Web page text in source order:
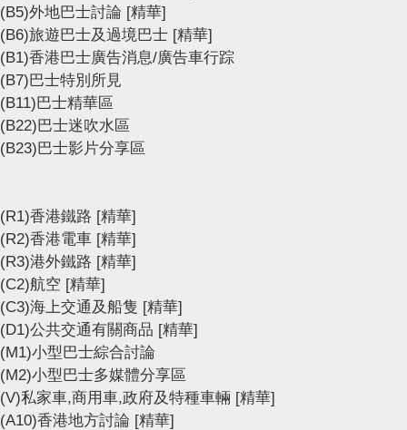
(B5)外地巴士討論 [精華]
(B6)旅遊巴士及過境巴士 [精華]
(B1)香港巴士廣告消息/廣告車行踪
(B7)巴士特別所見
(B11)巴士精華區
(B22)巴士迷吹水區
(B23)巴士影片分享區
(R1)香港鐵路 [精華]
(R2)香港電車 [精華]
(R3)港外鐵路 [精華]
(C2)航空 [精華]
(C3)海上交通及船隻 [精華]
(D1)公共交通有關商品 [精華]
(M1)小型巴士綜合討論
(M2)小型巴士多媒體分享區
(V)私家車,商用車,政府及特種車輛 [精華]
(A10)香港地方討論 [精華]